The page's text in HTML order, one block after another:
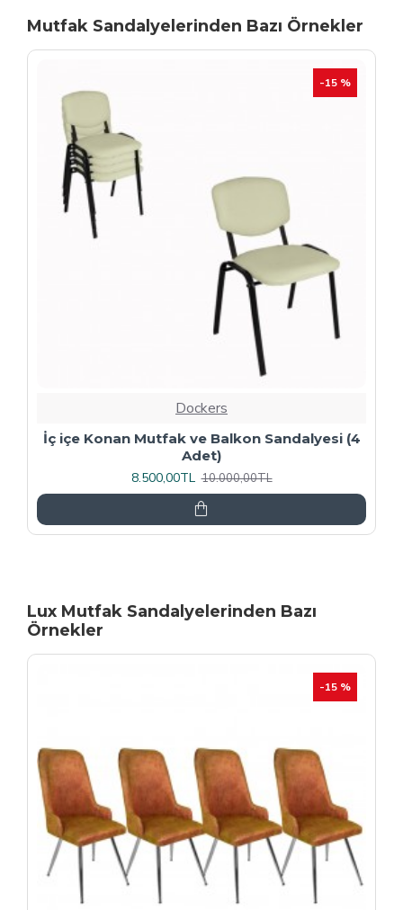
Mutfak Sandalyelerinden Bazı Örnekler
TÜKENIYOR
Dockers
Kapitoneli Sandalye (Deri) (4 Adet) - Yeşil
9.600,00TL 12.000,00TL
Lux Mutfak Sandalyelerinden Bazı
Örnekler
YENI
İHRAÇ FAZLASI
-20 %